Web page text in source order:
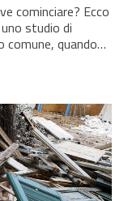
cominciare? Ecco
studio di
comune, quando…